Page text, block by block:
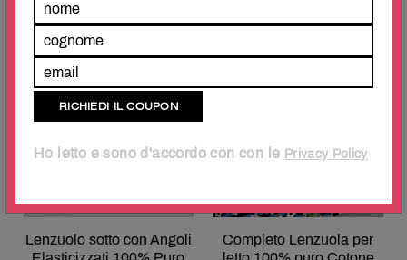
Lenzuolo sotto con Angoli
In offerta!
Completo Lenzuola per
Ho letto e sono d'accordo con con le Privacy Policy